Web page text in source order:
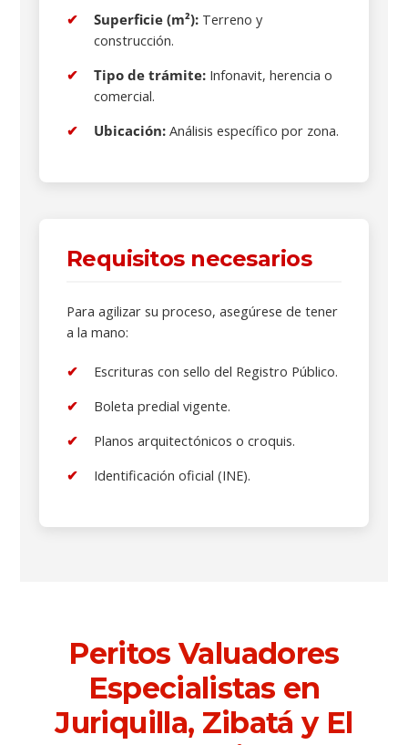
Superficie (m²):Terreno y
construcción.
Tipo de trámite:Infonavit, herencia o
comercial.
Ubicación:Análisis específico por zona.
Requisitos necesarios
Para agilizar su proceso, asegúrese de tener
a la mano:
Escrituras con sello del Registro Público.
Boleta predial vigente.
Planos arquitectónicos o croquis.
Identificación oficial (INE).
Peritos Valuadores
Especialistas en
Juriquilla, Zibatá y El